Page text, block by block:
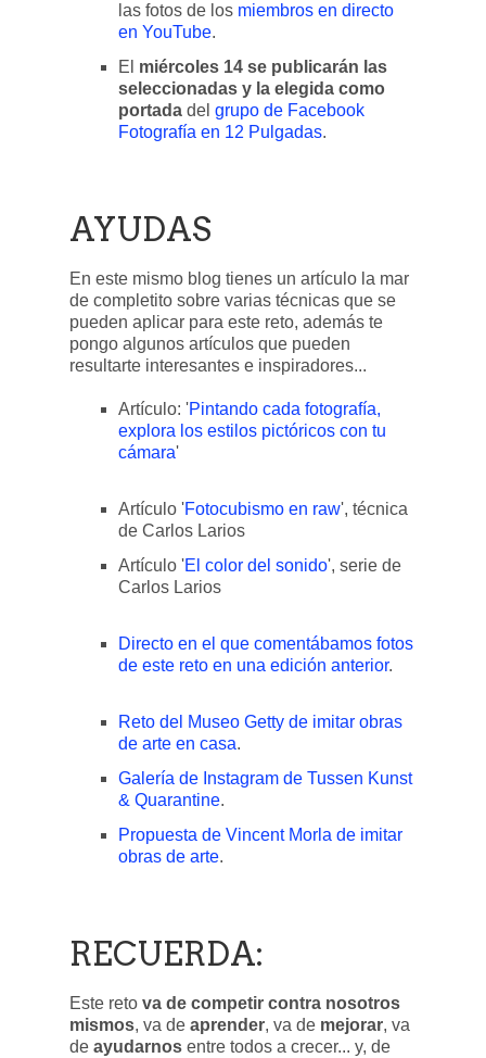
las fotos de los miembros en directo
en YouTube.
El miércoles 14 se publicarán las
seleccionadas y la elegida como
portada del grupo de Facebook
Fotografía en 12 Pulgadas.
AYUDAS
En este mismo blog tienes un artículo la mar
de completito sobre varias técnicas que se
pueden aplicar para este reto, además te
pongo algunos artículos que pueden
resultarte interesantes e inspiradores...
Artículo: 'Pintando cada fotografía,
explora los estilos pictóricos con tu
cámara'
Artículo 'Fotocubismo en raw', técnica
de Carlos Larios
Artículo 'El color del sonido', serie de
Carlos Larios
Directo en el que comentábamos fotos
de este reto en una edición anterior.
Reto del Museo Getty de imitar obras
de arte en casa.
Galería de Instagram de Tussen Kunst
& Quarantine.
Propuesta de Vincent Morla de imitar
obras de arte.
RECUERDA:
Este reto va de competir contra nosotros
mismos, va de aprender, va de mejorar, va
de ayudarnos entre todos a crecer... y, de